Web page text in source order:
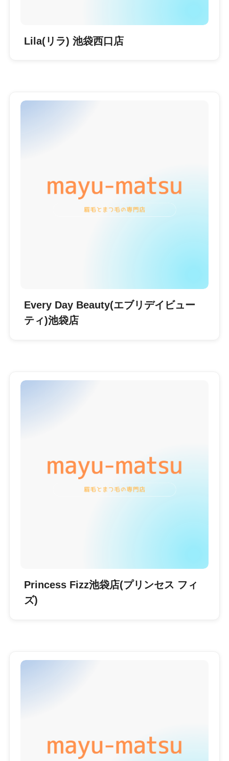
Lila(リラ) 池袋西口店
Every Day Beauty(エブリデイビュー
ティ)池袋店
Princess Fizz池袋店(プリンセス フィ
ズ)